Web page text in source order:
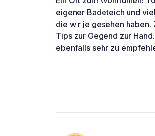
eigener Badeteich und
die wir je gesehen haben.
Tips zur Gegend zur
ebenfalls sehr zu